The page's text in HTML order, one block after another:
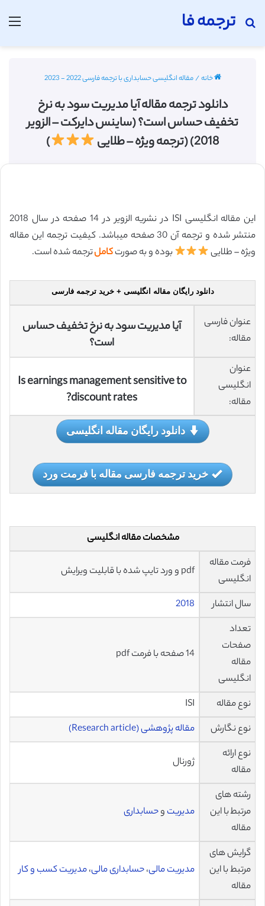
ترجمه فا
جستجو برای
خانه/مقاله انگلیسی حسابداری با ترجمه فارسی 2022 - 2023
دانلود ترجمه مقاله آیا مدیریت سود به نرخ
تخفیف حساس است؟ (ساینس دایرکت – الزویر
2018) (ترجمه ویژه – طلایی
)
این مقاله انگلیسی ISI در نشریه الزویر در 14 صفحه در سال 2018
منتشر شده و ترجمه آن 30 صفحه میباشد. کیفیت ترجمه این مقاله
ویژه – طلایی
بوده و به صورتکاملترجمه شده است.
دانلود رایگان مقاله انگلیسی + خرید ترجمه فارسی
عنوان فارسی
مقاله:
آیا مدیریت سود به نرخ تخفیف حساس
است؟
عنوان
انگلیسی
مقاله:
Is earnings management sensitive to
discount rates?
دانلود رایگان مقاله انگلیسی
خرید ترجمه فارسی مقاله با فرمت ورد
مشخصات مقاله انگلیسی
فرمت مقاله
انگلیسی
pdf و ورد تایپ شده با قابلیت ویرایش
سال انتشار
2018
تعداد
صفحات
مقاله
انگلیسی
14 صفحه با فرمت pdf
نوع مقاله
ISI
نوع نگارش
مقاله پژوهشی (Research article)
نوع ارائه
مقاله
ژورنال
رشته های
مرتبط با این
مقاله
مدیریت وحسابداری
گرایش های
مرتبط با این
مقاله
مدیریت مالی،حسابداری مالی،مدیریت کسب و کار